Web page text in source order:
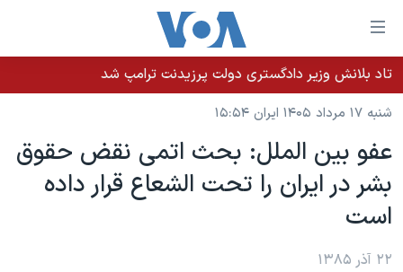
لینکهای
قابل
دسترسی
جهش
محتوای
اصلی
جهش
به
صفحه
خانه
نسخه سبک وب‌سایت
موضوع ها
ایران
آمریکا
جهان
برنامه های تلویزیونی
جدول برنامه ها
صفحه‌های ویژه
تاد بلانش وزیر دادگستری دولت پرزیدنت ترامپ شد
شنبه ۱۷ مرداد ۱۴۰۵ ایران ۱۵:۵۴
عفو بين الملل: بحث اتمی نقض حقوق
بشر در ايران را تحت الشعاع قرار داده
است
۲۲ آذر ۱۳۸۵